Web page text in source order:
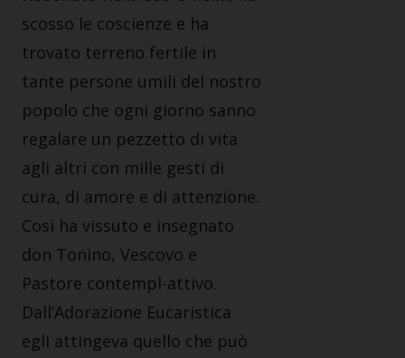
scosso le coscienze e ha
trovato terreno fertile in
tante persone umili del nostro
popolo che ogni giorno sanno
regalare un pezzetto di vita
agli altri con mille gesti di
cura, di amore e di attenzione.
Così ha vissuto e insegnato
don Tonino, Vescovo e
Pastore contempl-attivo.
Dall’Adorazione Eucaristica
egli attingeva quello che può